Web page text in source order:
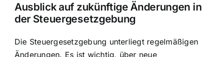
Ausblick auf zukünftige Änderungen in
der Steuergesetzgebung
Die Steuergesetzgebung unterliegt regelmäßigen
Änderungen. Es ist wichtig, über neue